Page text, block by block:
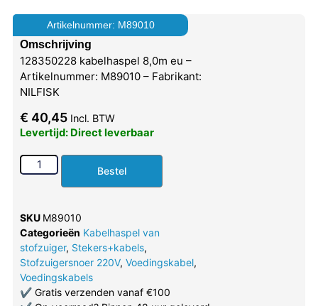
Artikelnummer: M89010
Omschrijving
128350228 kabelhaspel 8,0m eu –
Artikelnummer: M89010 – Fabrikant:
NILFISK
€ 40,45 Incl. BTW
Levertijd: Direct leverbaar
Bestel
SKU M89010
Categorieën Kabelhaspel van
stofzuiger, Stekers+kabels,
Stofzuigersnoer 220V, Voedingskabel,
Voedingskabels
✔Gratis verzenden vanaf €100